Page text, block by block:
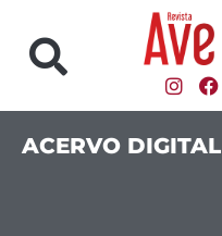
ACERVO DIGITAL